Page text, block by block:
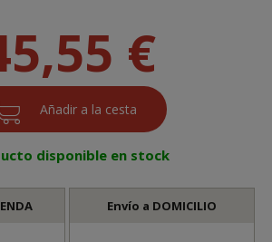
€
disponible en stock
Envío a DOMICILIO